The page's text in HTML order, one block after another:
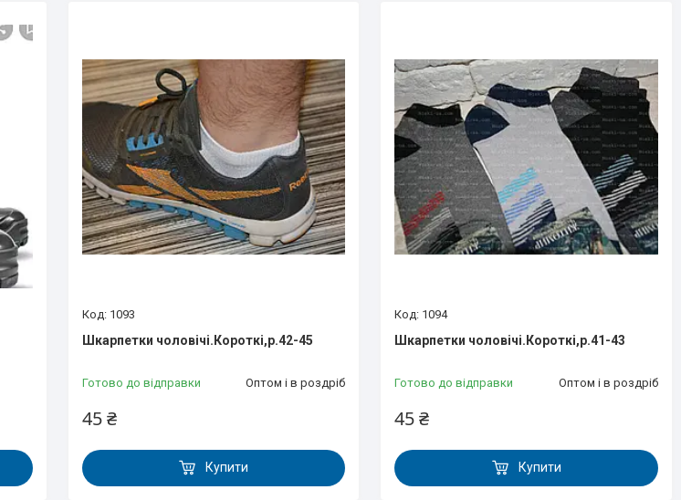
1093
Шкарпетки чоловічі.Короткі,р.42-45
Готово до відправки Оптом і в роздріб
45 ₴
Купити
1094
Шкарпетки чоловічі.Короткі,р.41-43
Готово до відправки Оптом і в роздріб
45 ₴
Купити